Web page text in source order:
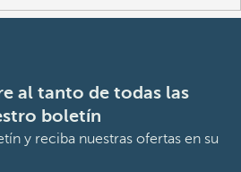
al tanto de todas las
boletín
y reciba nuestras ofertas en su